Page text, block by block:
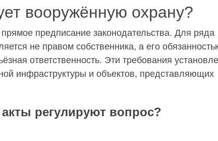
вооружённую охрану?
предписание законодательства. Для ряда
не правом собственника, а его
ответственность. Эти требования
инфраструктуры и объектов, представляющих
регулируют вопрос?